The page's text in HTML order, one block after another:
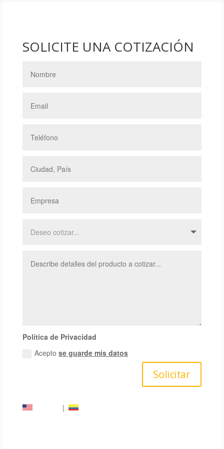
SOLICITE UNA COTIZACIÓN
Política de Privacidad
Aceptose guarde mis datos
Solicitar
English | Español